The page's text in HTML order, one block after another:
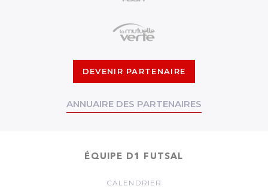
DEVENIR PARTENAIRE
ANNUAIRE DES PARTENAIRES
ÉQUIPE D1 FUTSAL
CALENDRIER